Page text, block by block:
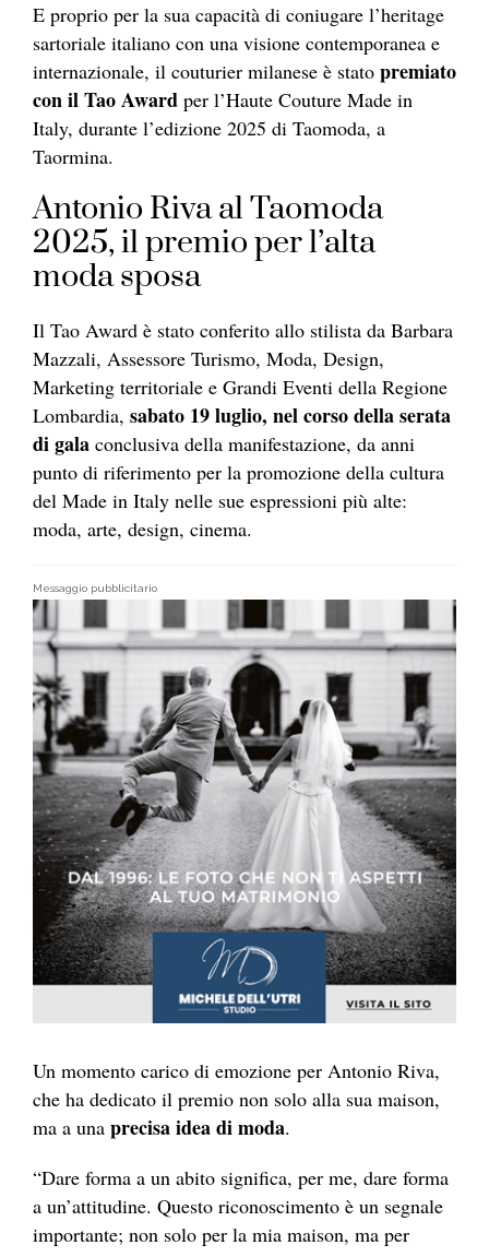
E proprio per la sua capacità di coniugare l’heritage
sartoriale italiano con una visione contemporanea e
internazionale, il couturier milanese è stato premiato
con il Tao Award per l’Haute Couture Made in
Italy, durante l’edizione 2025 di Taomoda, a
Taormina.
Antonio Riva al Taomoda
2025, il premio per l’alta
moda sposa
Il Tao Award è stato conferito allo stilista da Barbara
Mazzali, Assessore Turismo, Moda, Design,
Marketing territoriale e Grandi Eventi della Regione
Lombardia, sabato 19 luglio, nel corso della serata
di gala conclusiva della manifestazione, da anni
punto di riferimento per la promozione della cultura
del Made in Italy nelle sue espressioni più alte:
moda, arte, design, cinema.
Messaggio pubblicitario
Un momento carico di emozione per Antonio Riva,
che ha dedicato il premio non solo alla sua maison,
ma a una precisa idea di moda.
“Dare forma a un abito significa, per me, dare forma
a un’attitudine. Questo riconoscimento è un segnale
importante; non solo per la mia maison, ma per